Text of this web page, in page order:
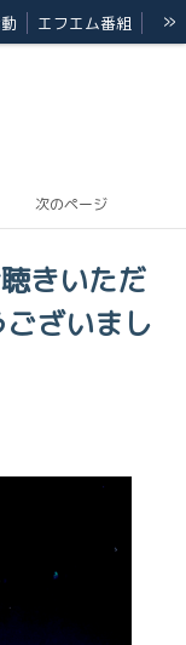
エフエム番組
»
次のページ
聴きいただ
ざいまし